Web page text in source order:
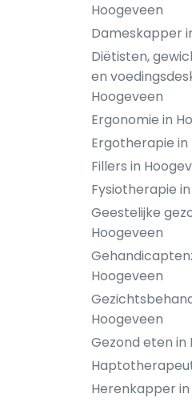
Hoogeveen
Dameskapper
Diëtisten,
en
Hoogeveen
Ergonomie in
Ergotherapie in
Fillers in
Fysiotherapie
Geestelijke
Hoogeveen
Hoogeveen
Hoogeveen
Gezond eten in
Herenkapper